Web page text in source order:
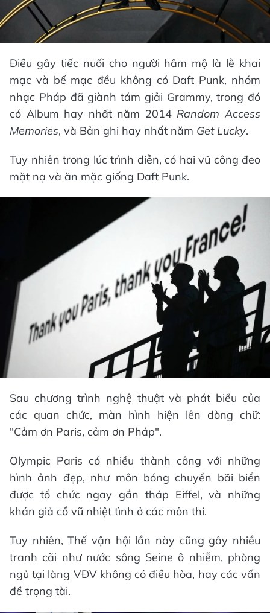
Điều gây tiếc nuối cho người hâm mộ là lễ khai
mạc và bế mạc đều không có Daft Punk, nhóm
nhạc Pháp đã giành tám giải Grammy, trong đó
có Album hay nhất năm 2014 Random Access
Memories, và Bản ghi hay nhất năm Get Lucky.
Tuy nhiên trong lúc trình diễn, có hai vũ công đeo
mặt nạ và ăn mặc giống Daft Punk.
Sau chương trình nghệ thuật và phát biểu của
các quan chức, màn hình hiện lên dòng chữ:
"Cảm ơn Paris, cảm ơn Pháp".
Olympic Paris có nhiều thành công với những
hình ảnh đẹp, như môn bóng chuyền bãi biển
được tổ chức ngay gần tháp Eiffel, và những
khán giả cổ vũ nhiệt tình ở các môn thi.
Tuy nhiên, Thế vận hội lần này cũng gây nhiều
tranh cãi như nước sông Seine ô nhiễm, phòng
ngủ tại làng VĐV không có điều hòa, hay các vấn
đề trọng tài.